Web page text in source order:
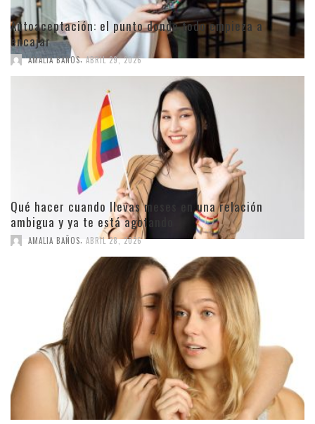
Autoaceptación: el punto donde todo empieza a
encajar
AMALIA BAÑOS, ABRIL 29, 2026
Qué hacer cuando llevas meses en una relación
ambigua y ya te está agotando
AMALIA BAÑOS ABRIL 28, 2026